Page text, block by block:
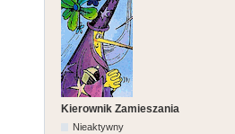
Kierownik Zamieszania
Nieaktywny